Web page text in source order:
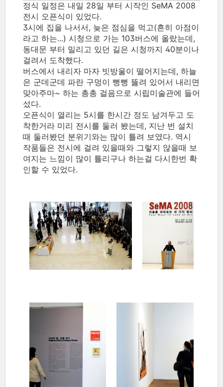
정식 일정은 내일 28일 부터 시작인 SeMA 2008
전시 오픈식이 있었다.
3시에 집을 나서서, 늦은 점심을 먹고(흔히 아점이
라고 하는...) 시청으로 가는 103버스에 올랐는데,
동대문 부터 밀리고 있던 길은 시청까지 40분이나
걸려서 도착했다.
버스에서 내리자 마자 빗방울이 떨어지는데, 하늘
은 군데군데 파란 구멍이 뻥뻥 뚫려 있어서 내리면
맞아주마~ 하는 총총 걸음으로 시립미술관에 들어
섰다.
오픈식이 열리는 5시를 한시간 정도 남겨두고 도
착한거라 미리 전시를 둘러 봤는데, 지난 번 설치
때 둘러봤던 분위기와는 많이 틀려 보였다. 역시
작품들은 전시에 걸려 있을때와 그렇지 않을때 보
여지는 느낌이 많이 틀리구나 하는걸 다시한번 확
인할 수 있었다.